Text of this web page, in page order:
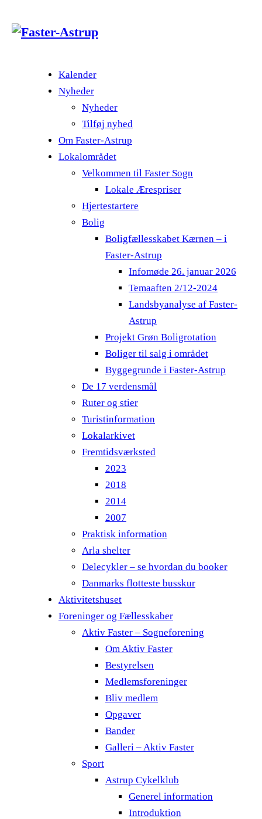
Kalender
Nyheder
Nyheder
Tilføj nyhed
Om Faster-Astrup
Lokalområdet
Velkommen til Faster Sogn
Lokale Ærespriser
Hjertestartere
Bolig
Boligfællesskabet Kærnen – i
Faster-Astrup
Infomøde 26. januar 2026
Temaaften 2/12-2024
Landsbyanalyse af Faster-
Astrup
Projekt Grøn Boligrotation
Boliger til salg i området
Byggegrunde i Faster-Astrup
De 17 verdensmål
Ruter og stier
Turistinformation
Lokalarkivet
Fremtidsværksted
2023
2018
2014
2007
Praktisk information
Arla shelter
Delecykler – se hvordan du booker
Danmarks flotteste busskur
Aktivitetshuset
Foreninger og Fællesskaber
Aktiv Faster – Sogneforening
Om Aktiv Faster
Bestyrelsen
Medlemsforeninger
Bliv medlem
Opgaver
Bander
Galleri – Aktiv Faster
Sport
Astrup Cykelklub
Generel information
Introduktion